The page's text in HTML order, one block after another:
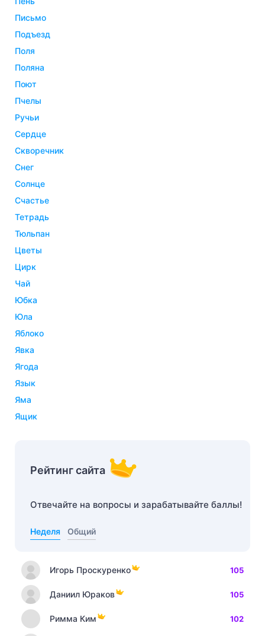
письмо
подъезд
поля
поляна
поют
пчелы
ручьи
сердце
скворечник
снег
солнце
счастье
тетрадь
тюльпан
цветы
цирк
чай
юбка
юла
яблоко
явка
ягода
язык
яма
ящик
Рейтинг сайта
Отвечайте на вопросы и зарабатывайте баллы!
Неделя Общий
Игорь Проскуренко 105
Даниил Юраков 105
Римма Ким 102